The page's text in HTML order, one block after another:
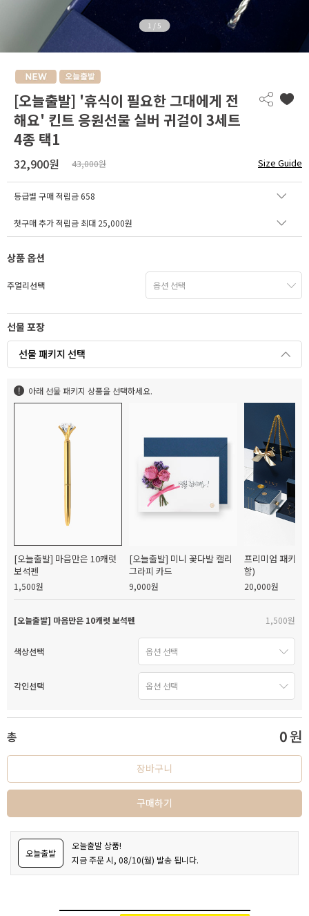
1 / 5
[오늘출발] '휴식이 필요한 그대에게 전
해요' 킨트 응원선물 실버 귀걸이 3세트
4종 택1
32,900원 43,000원 Size Guide
등급별 구매 적립금658
첫구매 추가 적립금 최대 25,000원
상품 옵션
주얼리선택
선물 포장
선물 패키지 선택
아래 선물 패키지 상품을 선택하세요.
[오늘출발] 마음만은 10캐럿
보석펜
1,500원
[오늘출발] 미니 꽃다발 캘리
그라피 카드
9,000원
프리미엄 패키지
함)
20,000원
[오늘출발] 마음만은 10캐럿 보석펜 1,500원
색상선택
각인선택
총 0원
장바구니
구매하기
오늘출발
오늘출발 상품!
지금 주문 시, 08/10(월) 발송 됩니다.